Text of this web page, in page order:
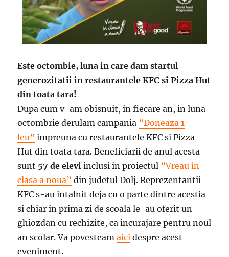
Este octombie, luna in care dam startul
generozitatii in restaurantele KFC si Pizza Hut
din toata tara!
Dupa cum v-am obisnuit, in fiecare an, in luna
octombrie derulam campania ”Doneaza 1
leu” impreuna cu restaurantele KFC si Pizza
Hut din toata tara. Beneficiarii de anul acesta
sunt 57 de eleviinclusi in proiectul ”Vreau in
clasa a noua” din judetul Dolj. Reprezentantii
KFC s-au intalnit deja cu o parte dintre acestia
si chiar in prima zi de scoala le-au oferit un
ghiozdan cu rechizite, ca incurajare pentru noul
an scolar. Va povesteamaici despre acest
eveniment.